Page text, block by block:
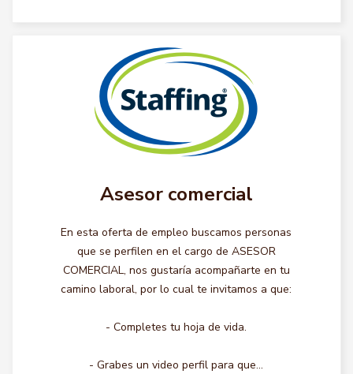
Asesor comercial
En esta oferta de empleo buscamos personas
que se perfilen en el cargo de ASESOR
COMERCIAL, nos gustaría acompañarte en tu
camino laboral, por lo cual te invitamos a que:
- Completes tu hoja de vida.
- Grabes un video perfil para que...